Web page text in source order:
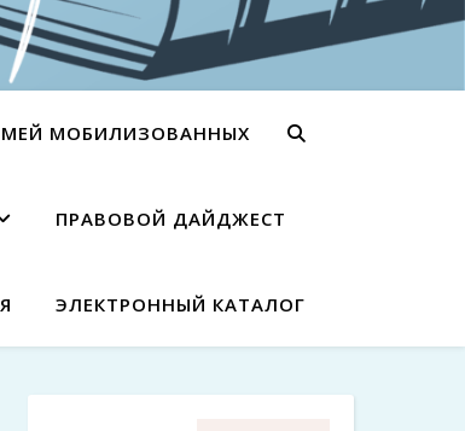
МОБИЛИЗОВАННЫХ
ПРАВОВОЙ ДАЙДЖЕСТ
ЭЛЕКТРОННЫЙ КАТАЛОГ